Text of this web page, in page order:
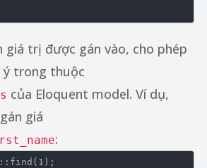
giá trị được gán vào, cho phép
ý trong thuộc
của Eloquent model. Ví dụ,
giá
:
1 );